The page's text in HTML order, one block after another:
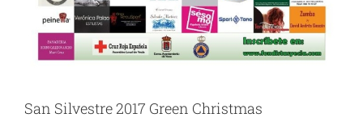
San Silvestre 2017 Green Christmas